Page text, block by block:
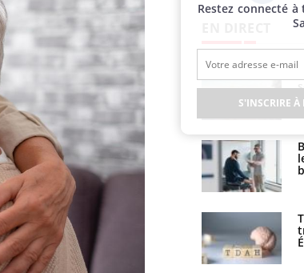
Facebook
Mordue par un
barracuda, une petite fille
secourue grâce à un
réflexe essentiel
Légionellose en Suisse :
quelle est l’origine de la
contamination ?
Allergies alimentaires :
une nouvelle arme contre
les réactions sévères
Restez connecté
S'INSCRIRE À